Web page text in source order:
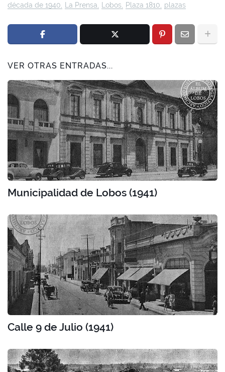
década de 1940
La Prensa Lobos Plaza 1810 plazas
VER OTRAS ENTRADAS...
Municipalidad de Lobos (1941)
Calle 9 de Julio (1941)